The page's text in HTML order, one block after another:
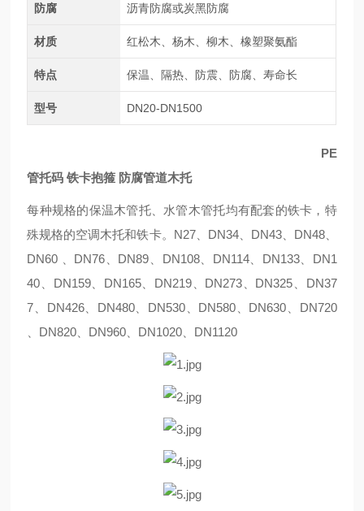
防腐 沥青防腐或炭黑防腐
材质 红松木、杨木、柳木、橡塑聚氨酯
特点 保温、隔热、防震、防腐、寿命长
型号 DN20-DN1500
PE
管托码 铁卡抱箍 防腐管道木托
每种规格的保温木管托、水管木管托均有配套的铁卡，特
殊规格的空调木托和铁卡。N27、DN34、DN43、DN48、
DN60 、DN76、DN89、DN108、DN114、DN133、DN1
40、DN159、DN165、DN219、DN273、DN325、DN37
7、DN426、DN480、DN530、DN580、DN630、DN720
、DN820、DN960、DN1020、DN1120